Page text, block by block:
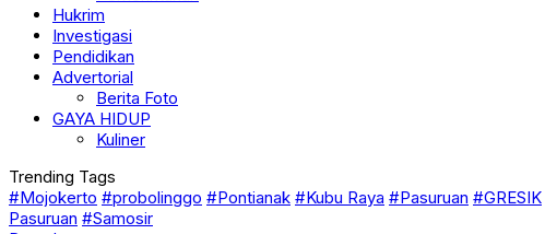
Hukrim
Investigasi
Pendidikan
Advertorial
Berita Foto
GAYA HIDUP
Kuliner
Trending Tags
#Mojokerto #probolinggo #Pontianak #Kubu Raya #Pasuruan #GRESIK
Pasuruan #Samosir